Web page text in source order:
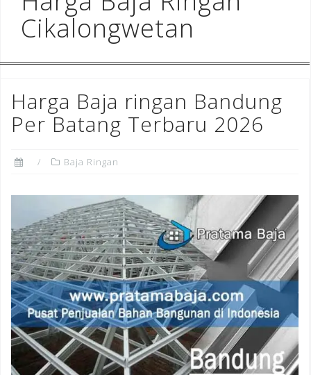
Cikalongwetan
Harga Baja ringan Bandung
Per Batang Terbaru 2026
Baja Ringan